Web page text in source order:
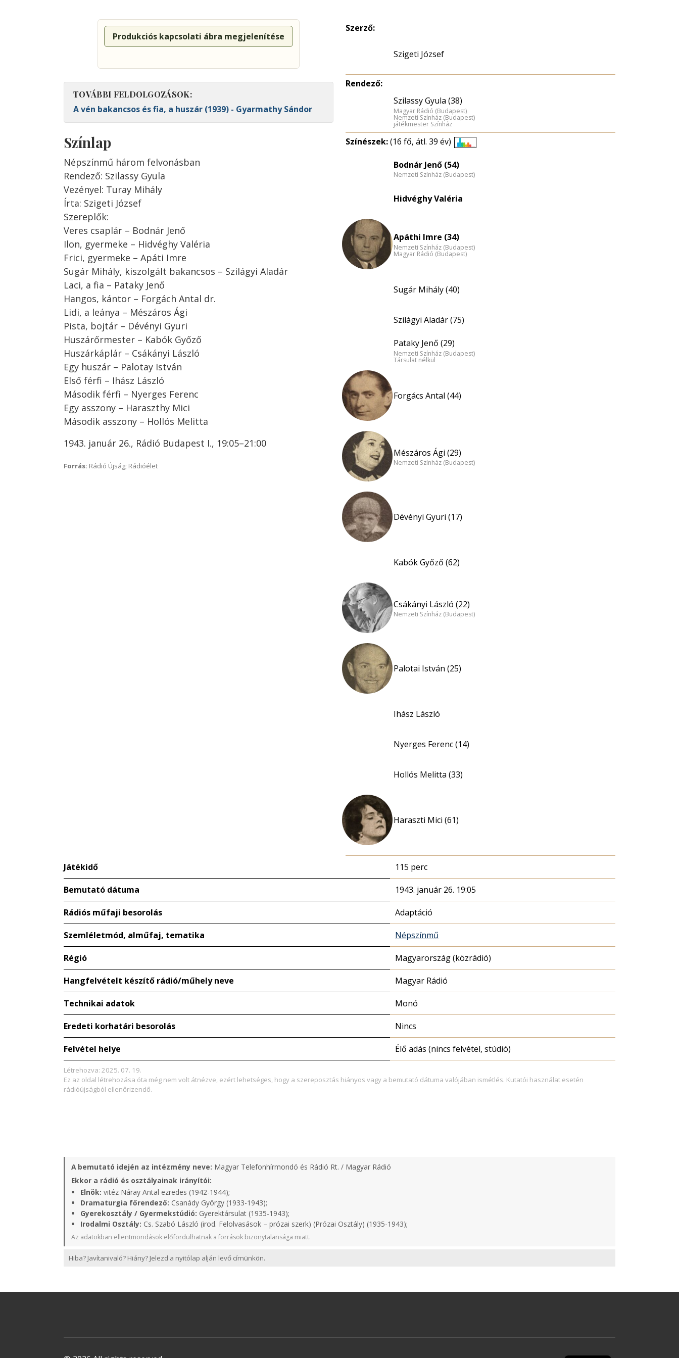
Produkciós kapcsolati ábra megjelenítése
TOVÁBBI FELDOLGOZÁSOK:
A vén bakancsos és fia, a huszár (1939) - Gyarmathy Sándor
Színlap
Népszínmű három felvonásban
Rendező: Szilassy Gyula
Vezényel: Turay Mihály
Írta: Szigeti József
Szereplők:
Veres csaplár – Bodnár Jenő
Ilon, gyermeke – Hidvéghy Valéria
Frici, gyermeke – Apáti Imre
Sugár Mihály, kiszolgált bakancsos – Szilágyi Aladár
Laci, a fia – Pataky Jenő
Hangos, kántor – Forgách Antal dr.
Lidi, a leánya – Mészáros Ági
Pista, bojtár – Dévényi Gyuri
Huszárőrmester – Kabók Győző
Huszárkáplár – Csákányi László
Egy huszár – Palotay István
Első férfi – Ihász László
Második férfi – Nyerges Ferenc
Egy asszony – Haraszthy Mici
Második asszony – Hollós Melitta
1943. január 26., Rádió Budapest I., 19:05–21:00
Forrás: Rádió Újság; Rádióélet
Szerző:
Szigeti József
Rendező:
Szilassy Gyula (38)
Magyar Rádió (Budapest)
Nemzeti Színház (Budapest)
játékmester Színház
Színészek:(16 fő, átl. 39 év)
nagyítása
Bodnár Jenő (54)
Nemzeti Színház (Budapest)
Hidvéghy Valéria
Apáthi Imre (34)
Nemzeti Színház (Budapest)
Magyar Rádió (Budapest)
Sugár Mihály (40)
Szilágyi Aladár (75)
Pataky Jenő (29)
Nemzeti Színház (Budapest)
Társulat nélkül
Forgács Antal (44)
Mészáros Ági (29)
Nemzeti Színház (Budapest)
Dévényi Gyuri (17)
Kabók Győző (62)
Csákányi László (22)
Nemzeti Színház (Budapest)
Palotai István (25)
Ihász László
Nyerges Ferenc (14)
Hollós Melitta (33)
Haraszti Mici (61)
Játékidő 115 perc
Bemutató dátuma 1943. január 26. 19:05
Rádiós műfaji besorolás Adaptáció
Szemléletmód, alműfaj, tematika Népszínmű
Régió Magyarország (közrádió)
Hangfelvételt készítő rádió/műhely neve Magyar Rádió
Technikai adatok Monó
Eredeti korhatári besorolás Nincs
Felvétel helye Élő adás (nincs felvétel, stúdió)
Létrehozva: 2025. 07. 19.
Ez az oldal létrehozása óta még nem volt átnézve, ezért lehetséges, hogy a szereposztás hiányos vagy a bemutató dátuma valójában ismétlés. Kutatói használat esetén
rádióújságból ellenőrizendő.
A bemutató idején az intézmény neve: Magyar Telefonhírmondó és Rádió Rt. / Magyar Rádió
Ekkor a rádió és osztályainak irányítói:
Elnök: vitéz Náray Antal ezredes (1942-1944);
Dramaturgia főrendező: Csanády György (1933-1943);
Gyerekosztály / Gyermekstúdió: Gyerektársulat (1935-1943);
Irodalmi Osztály: Cs. Szabó László (irod. Felolvasások – prózai szerk) (Prózai Osztály) (1935-1943);
Az adatokban ellentmondások előfordulhatnak a források bizonytalansága miatt.
Hiba? Javítanivaló? Hiány? Jelezd a nyitólap alján levő címünkön.